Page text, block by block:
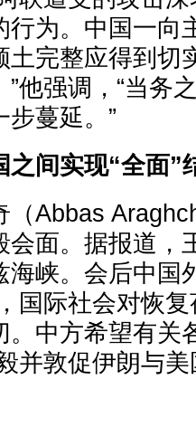
行为。中国一向
土完整应得到切
他强调，“当务
蔓延。”
之间实现“全面”
（Abbas
会面。据报道，
海峡。会后中国
国际社会对恢
。中方希望有关
并敦促伊朗与美